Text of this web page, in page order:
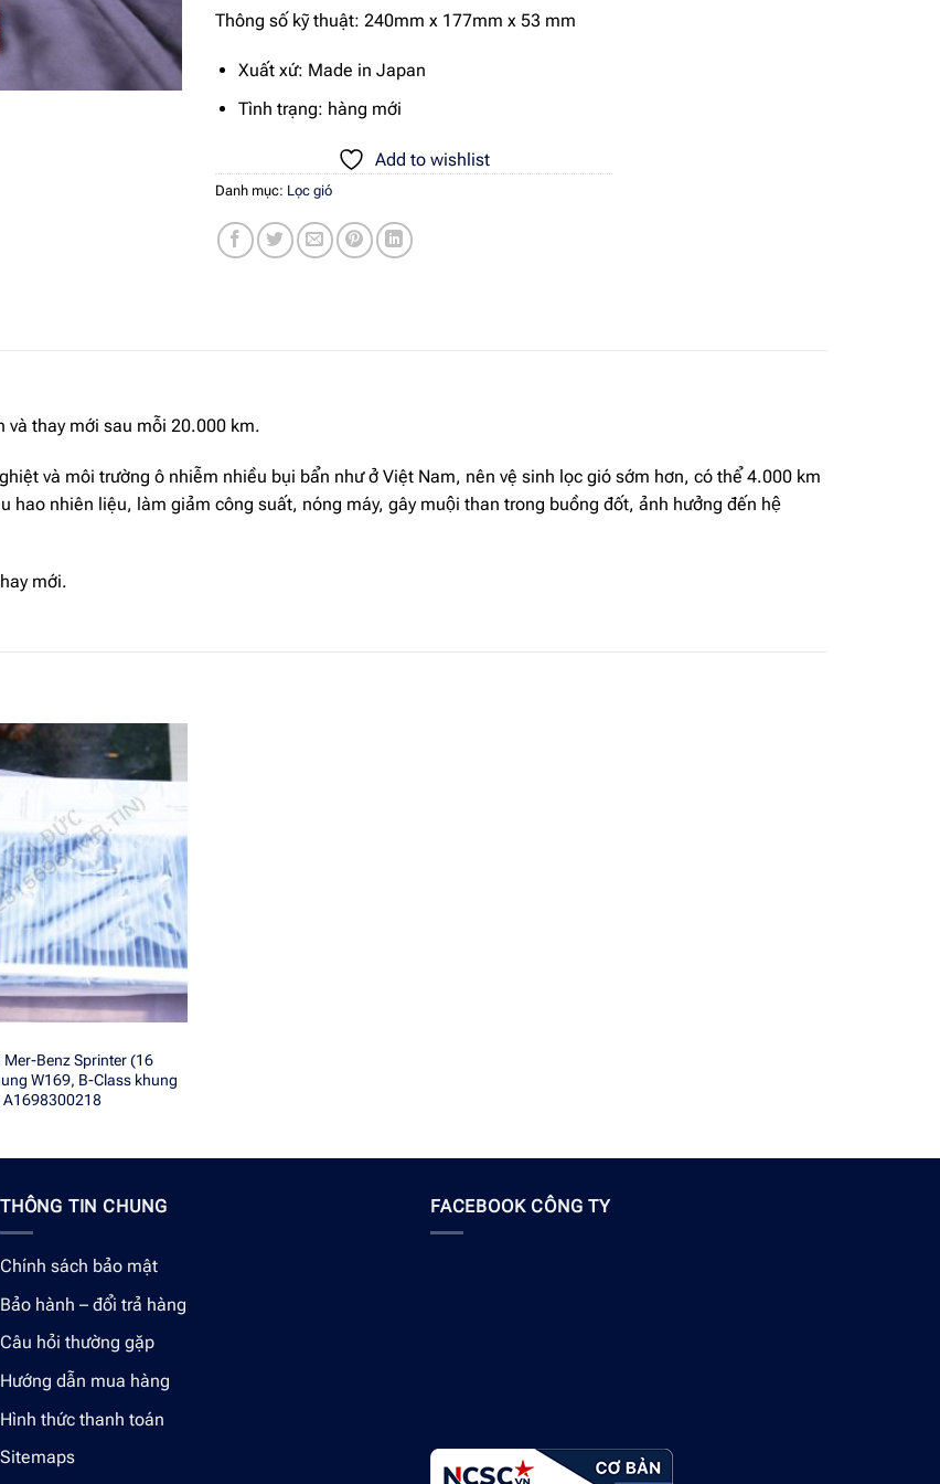
Thông số kỹ thuật: 240mm x 177mm x 53 mm
Xuất xứ: Made in Japan
Tình trạng: hàng mới
Add to wishlist
Danh mục: Lọc gió
và thay mới sau mỗi 20.000 km.
và môi trường ô nhiễm nhiều bụi bẩn như ở Việt Nam, nên vệ sinh lọc gió sớm hơn, có thể 4.000 km
hao nhiên liệu, làm giảm công suất, nóng máy, gây muội than trong buồng đốt, ảnh hưởng đến hệ
mới.
wishlist
Benz Sprinter (16
W169, B-Class khung
A1698300218
THÔNG TIN CHUNG
Chính sách bảo mật
Bảo hành – đổi trả hàng
Câu hỏi thường gặp
Hướng dẫn mua hàng
Hình thức thanh toán
Sitemaps
FACEBOOK CÔNG TY